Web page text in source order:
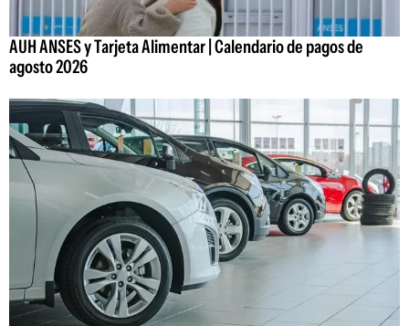
AUH ANSES y Tarjeta Alimentar | Calendario de pagos de
agosto 2026